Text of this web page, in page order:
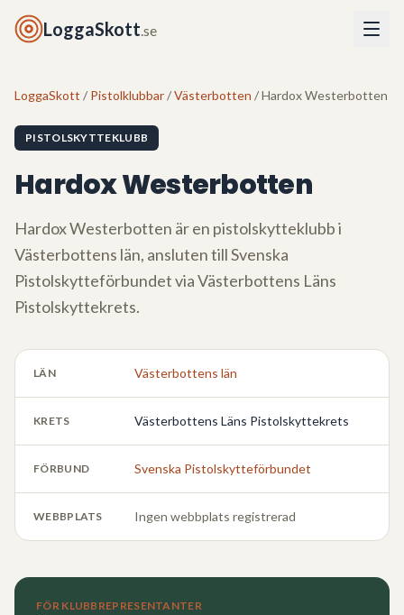
LoggaSkott.se
LoggaSkott / Pistolklubbar/Västerbotten / Hardox Westerbotten
PISTOLSKYTTEKLUBB
Hardox Westerbotten
Hardox Westerbotten är en pistolskytteklubb i
Västerbottens län, ansluten till Svenska
Pistolskytteförbundet viaVästerbottens Läns
Pistolskyttekrets.
LÄN Västerbottens län
KRETS Västerbottens Läns Pistolskyttekrets
FÖRBUND Svenska Pistolskytteförbundet
WEBBPLATS Ingen webbplats registrerad
FÖR KLUBBREPRESENTANTER